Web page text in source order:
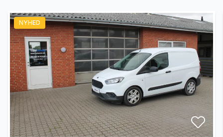
Kørecomputer
Parkeringssensor bagved
Sædevarme
NYHED